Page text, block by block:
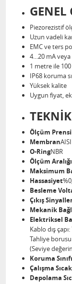
GENEL
Piezorezistif
Uzun vadeli
EMC ve ters
4…20 mA veya
1 metre ile
IP68 koruma
Yüksek kalite
Uygun fiyat,
Ölçüm
Membran
O-RingNBR
Ölçüm Aralığı
Maksimum
Hassasiyet
Besleme
Çıkış
Mekanik
Elektriksel
Kablo dış
Tahliye borusu
(Seviye
Koruma Sınıfı
Çalışma
Depolama